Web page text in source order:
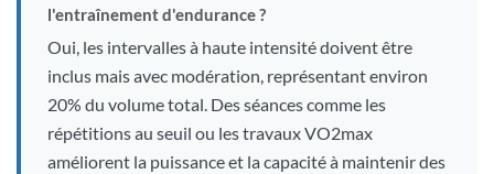
l'entraînement d'endurance ?
Oui, les intervalles à haute intensité doivent être
inclus mais avec modération, représentant environ
20% du volume total. Des séances comme les
répétitions au seuil ou les travaux VO2max
améliorent la puissance et la capacité à maintenir des